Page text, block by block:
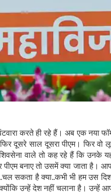
करते ही रहे हैं। अब एक नया
दूसरे साल दूसरा पीएम। फिर वो
वाले तो कह रहे हैं कि उनके
बनाए तो उसमें क्या जाता है।
सकता है क्या..कभी भी हम उस
उन्हें देश नहीं चलाना है। उन्हें